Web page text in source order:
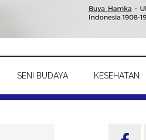
SENI BUDAYA KESEHATAN
Sidebar